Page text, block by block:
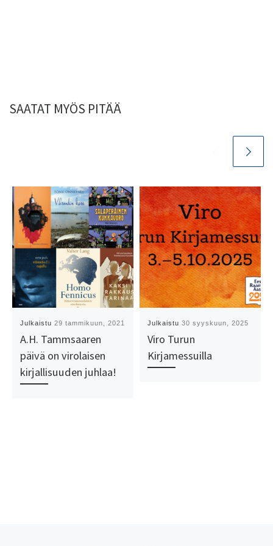
SAATAT MYÖS PITÄÄ
Julkaistu29 tammikuun, 2021
A.H. Tammsaaren
päivä on virolaisen
kirjallisuuden juhlaa!
Julkaistu30 syyskuun, 2025
Viro Turun
Kirjamessuilla